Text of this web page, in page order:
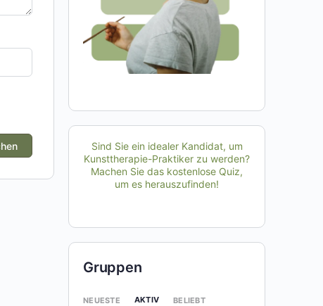
Sind Sie ein idealer Kandidat, um
Kunsttherapie-Praktiker zu werden?
Machen Sie das kostenlose Quiz,
um es herauszufinden!
Gruppen
NEUESTE AKTIV BELIEBT